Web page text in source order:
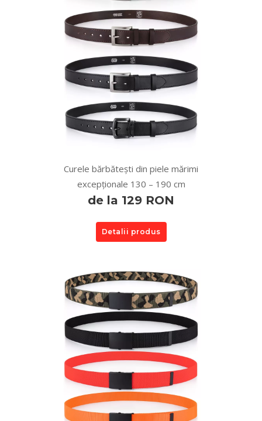
Curele bărbătești din piele mărimi
excepționale 130 – 190 cm
de la 129 RON
Detalii produs